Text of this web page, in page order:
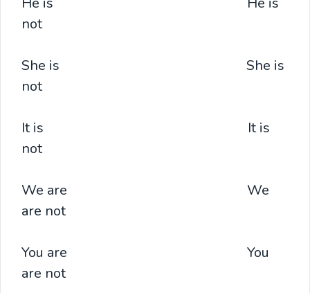
not
She is She is
not
It is It is
not
We are We
are not
You are You
are not